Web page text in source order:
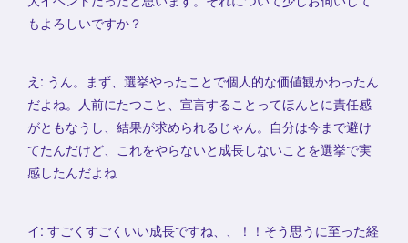
もよろしいですか？
え: うん。まず、選挙やったことで個人的な価値観かわったん
だよね。人前にたつこと、宣言することってほんとに責任感
がともなうし、結果が求められるじゃん。自分は今まで避け
てたんだけど、これをやらないと成長しないことを選挙で実
感したんだよね
イ: すごくすごくいい成長ですね、、！！そう思うに至った経